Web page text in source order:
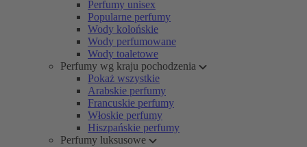
Perfumy unisex
Popularne perfumy
Wody kolońskie
Wody perfumowane
Wody toaletowe
Perfumy wg kraju pochodzenia
Pokaż wszystkie
Arabskie perfumy
Francuskie perfumy
Włoskie perfumy
Hiszpańskie perfumy
Perfumy luksusowe